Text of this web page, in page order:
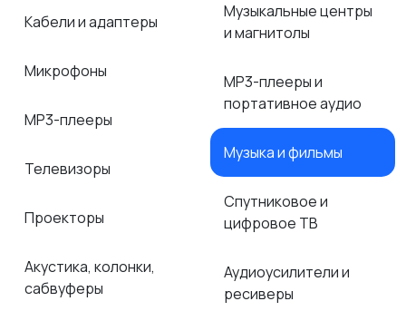
Кабели и адаптеры
Микрофоны
MP3-плееры
Телевизоры
Проекторы
Акустика, колонки,
сабвуферы
Музыкальные центры
и магнитолы
MP3-плееры и
портативное аудио
Музыка и фильмы
Спутниковое и
цифровое ТВ
Аудиоусилители и
ресиверы